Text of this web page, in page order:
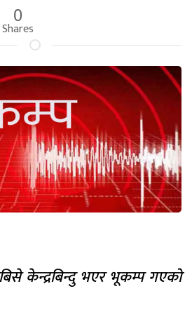
0
Shares
केन्द्रबिन्दु भएर भूकम्प गएको